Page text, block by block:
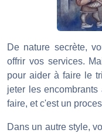
De nature secrète,
offrir vos services.
pour aider à faire le
jeter les
faire, et c'est un
Dans un autre style,